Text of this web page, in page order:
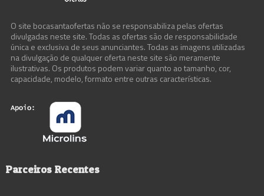
O site bocasantaofertas não se responsabiliza pelas ofertas
divulgadas neste site. Todas as ofertas são de responsabilidade
única e exclusiva de seus anunciantes. Todas as imagens utilizadas
na divulgação de qualquer oferta neste site são meramente
ilustrativas. Os produtos podem variar quanto ao tamanho, cor,
capacidade, modelo, formato entre outras características.
Parceiros Recentes